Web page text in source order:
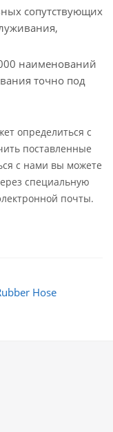
сопутствующих
наименований
точно под
определиться с
поставленные
с нами вы можете
специальную
почты.
Hose